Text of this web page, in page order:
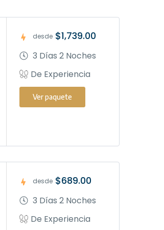
desde $1,739.00
3 Días 2 Noches
De Experiencia
Ver paquete
desde $689.00
3 Días 2 Noches
De Experiencia